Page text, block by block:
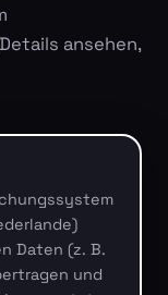
ansehen,
Daten (z. B.
und